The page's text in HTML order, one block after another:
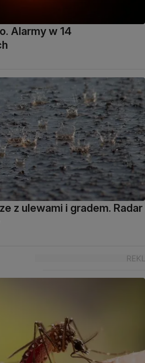
Alarmy w 14
z ulewami i gradem. Radar